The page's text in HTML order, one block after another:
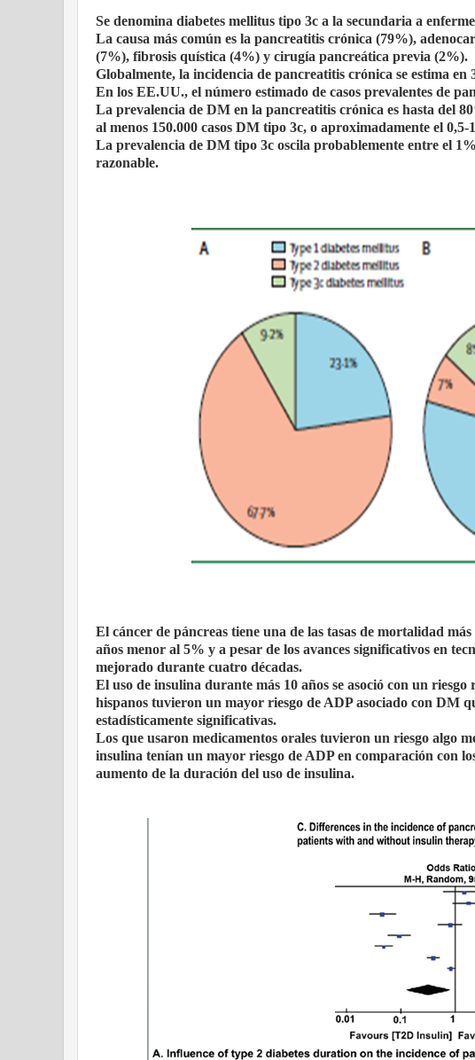
Se denomina diabetes mellitus tipo 3c a la secundaria a
La causa más común es la pancreatitis crónica (79%),
(7%), fibrosis quística (4%) y cirugía pancreática previa (2%).
Globalmente, la incidencia de pancreatitis crónica se estima en
En los EE.UU., el número estimado de casos prevalentes de
La prevalencia de DM en la pancreatitis crónica es hasta del
al menos 150.000 casos DM tipo 3c, o aproximadamente el
La prevalencia de DM tipo 3c oscila probablemente entre el
razonable.
El cáncer de páncreas tiene una de las tasas de mortalidad
años menor al 5% y a pesar de los avances significativos en
mejorado durante cuatro décadas.
El uso de insulina durante más 10 años se asoció con un
hispanos tuvieron un mayor riesgo de ADP asociado con DM
estadísticamente significativas.
Los que usaron medicamentos orales tuvieron un riesgo algo
insulina tenían un mayor riesgo de ADP en comparación con
aumento de la duración del uso de insulina.